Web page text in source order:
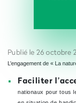
Publié le 26 octobre
L’engagement de « La
Faciliter
nationaux pour tous